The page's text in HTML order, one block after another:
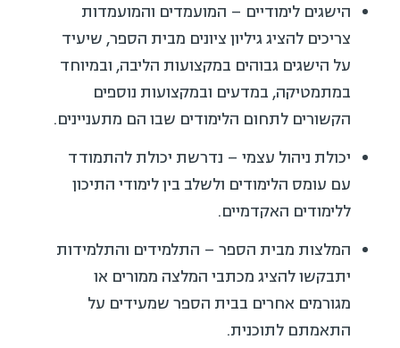
הישגים לימודיים – המועמדים והמועמדות
צריכים להציג גיליון ציונים מבית הספר, שיעיד
על הישגים גבוהים במקצועות הליבה, ובמיוחד
במתמטיקה, במדעים ובמקצועות נוספים
הקשורים לתחום הלימודים שבו הם מתעניינים.
יכולת ניהול עצמי – נדרשת יכולת להתמודד
עם עומס הלימודים ולשלב בין לימודי התיכון
ללימודים האקדמיים.
המלצות מבית הספר – התלמידים והתלמידות
יתבקשו להציג מכתבי המלצה ממורים או
מגורמים אחרים בבית הספר שמעידים על
התאמתם לתוכנית.